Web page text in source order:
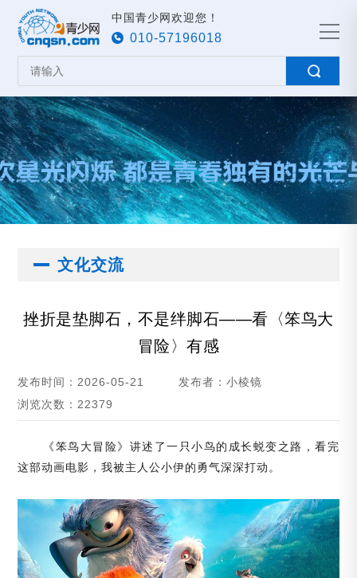
中国青少网欢迎您！
010-57196018
文化交流
挫折是垫脚石，不是绊脚石——看〈笨鸟大
冒险〉有感
发布时间：2026-05-21
发布者：小棱镜
浏览次数：22379
《笨鸟大冒险》讲述了一只小鸟的成长蜕变之路，看完
这部动画电影，我被主人公小伊的勇气深深打动。